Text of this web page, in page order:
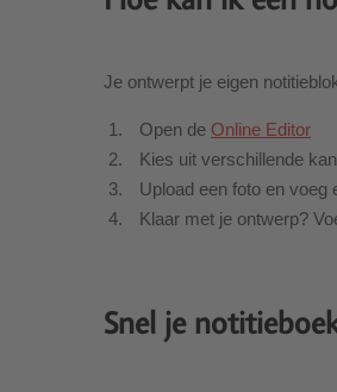
Je ontwerpt je eigen
Open de Online Editor
Kies uit verschillende
Upload een foto en voeg
Klaar met je ontwerp?
Snel je